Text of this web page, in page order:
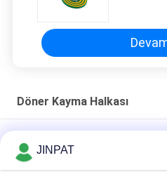
Döner Kayma Halkası
Döner Mafsal
JINPAT